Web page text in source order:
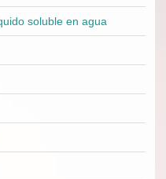
soluble en agua